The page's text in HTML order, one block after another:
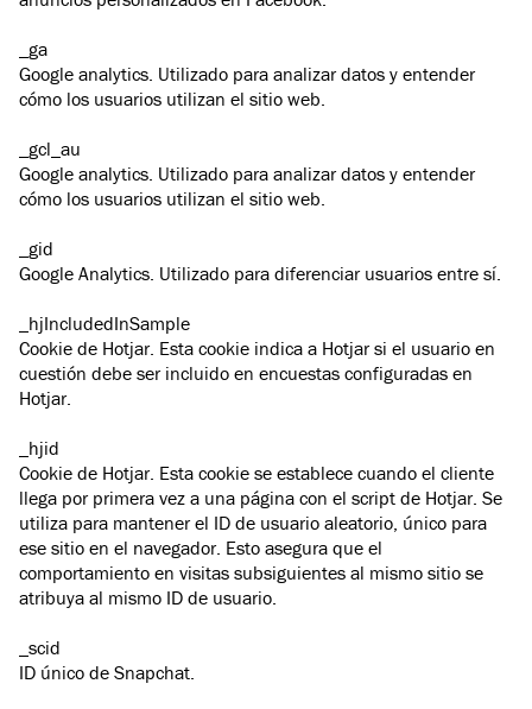
_ga
Google analytics. Utilizado para analizar datos y entender
cómo los usuarios utilizan el sitio web.
_gcl_au
Google analytics. Utilizado para analizar datos y entender
cómo los usuarios utilizan el sitio web.
_gid
Google Analytics. Utilizado para diferenciar usuarios entre sí.
_hjIncludedInSample
Cookie de Hotjar. Esta cookie indica a Hotjar si el usuario en
cuestión debe ser incluido en encuestas configuradas en
Hotjar.
_hjid
Cookie de Hotjar. Esta cookie se establece cuando el cliente
llega por primera vez a una página con el script de Hotjar. Se
utiliza para mantener el ID de usuario aleatorio, único para
ese sitio en el navegador. Esto asegura que el
comportamiento en visitas subsiguientes al mismo sitio se
atribuya al mismo ID de usuario.
_scid
ID único de Snapchat.